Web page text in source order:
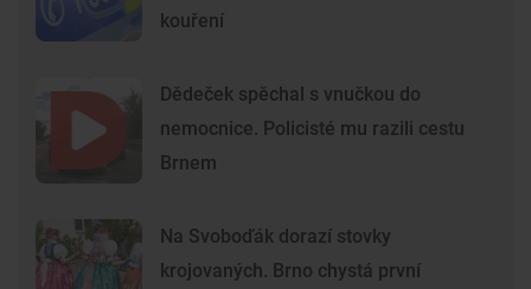
kouření
Dědeček spěchal s vnučkou do
nemocnice. Policisté mu razili cestu
Brnem
Na Svoboďák dorazí stovky
krojovaných. Brno chystá první